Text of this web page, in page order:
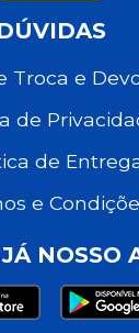
Troca e
de
de
e
NOSSO